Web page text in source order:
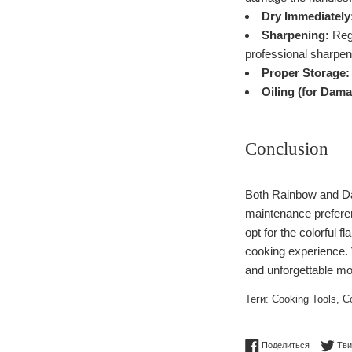
Dry
Sharpening:
professional
Proper Storage:
Oiling (for
Conclusion
Both Rainbow and
maintenance
opt for the colorful
cooking experience.
and unforgettable
Теги: Cooking Tools,
Поделиться